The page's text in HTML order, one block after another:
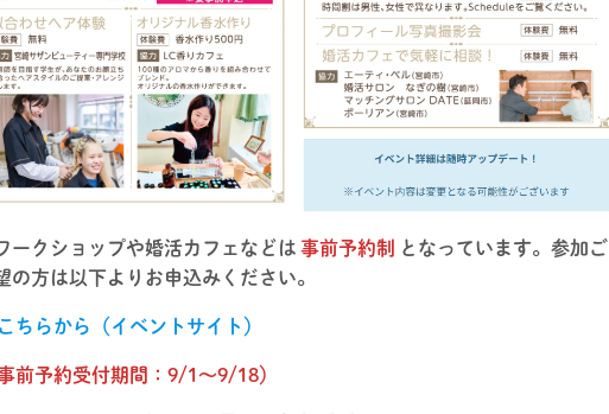
ークショップや婚活カフェなどは 事前予約制
となっています。参加ご
の方は以下よりお申込みください。
ちらから（イベントサイト）
前予約受付期間：9/1～9/18）